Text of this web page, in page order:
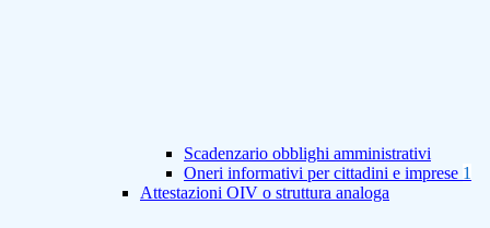
Scadenzario obblighi amministrativi
Oneri informativi per cittadini e imprese 1
Attestazioni OIV o struttura analoga